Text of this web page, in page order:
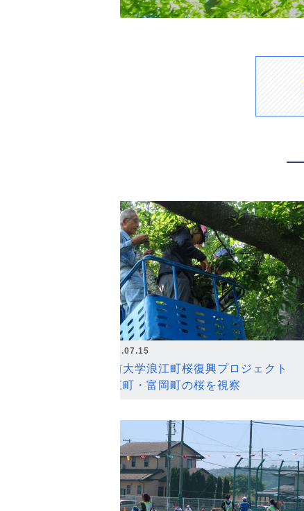
2026.07.15
弘前大学浪江町桜復興プロジェクト
浪江町・富岡町の桜を視察